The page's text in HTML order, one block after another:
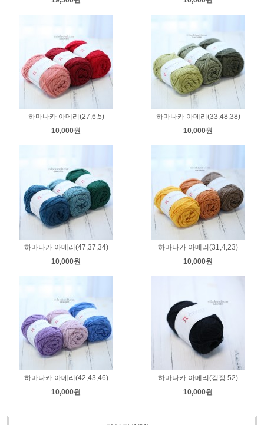
하마나카 아메리(27,6,5)
10,000원
하마나카 아메리(33,48,38)
10,000원
하마나카 아메리(47,37,34)
10,000원
하마나카 아메리(31,4,23)
10,000원
하마나카 아메리(42,43,46)
10,000원
하마나카 아메리(검정 52)
10,000원